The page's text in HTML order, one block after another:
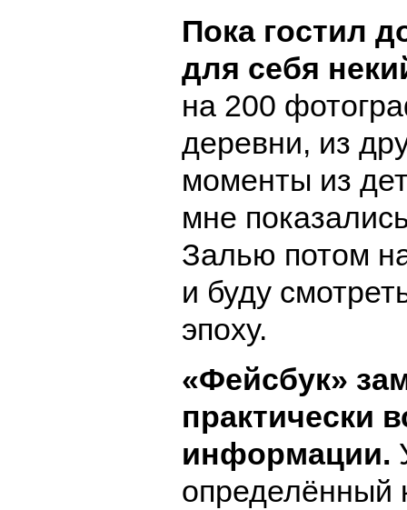
Пока гостил
для себя
на 200
деревни, из
моменты из
мне
Залью потом
и буду
эпоху.
«Фейсбук»
практически
информации.
определённый